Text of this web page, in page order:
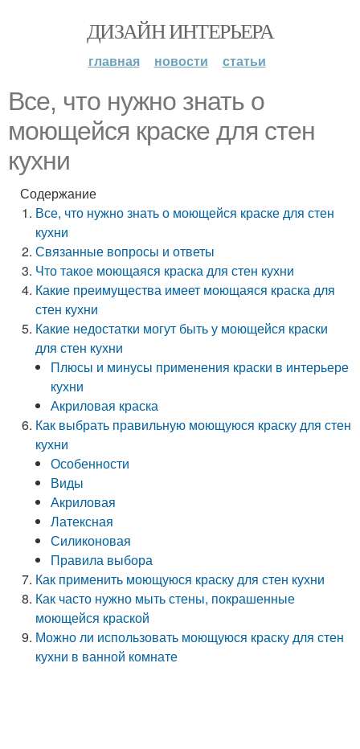
ДИЗАЙН ИНТЕРЬЕРА
главная новости статьи
Все, что нужно знать о
моющейся краске для стен
кухни
Содержание
Все, что нужно знать о моющейся краске для стен
кухни
Связанные вопросы и ответы
Что такое моющаяся краска для стен кухни
Какие преимущества имеет моющаяся краска для
стен кухни
Какие недостатки могут быть у моющейся краски
для стен кухни
Плюсы и минусы применения краски в интерьере
кухни
Акриловая краска
Как выбрать правильную моющуюся краску для стен
кухни
Особенности
Виды
Акриловая
Латексная
Силиконовая
Правила выбора
Как применить моющуюся краску для стен кухни
Как часто нужно мыть стены, покрашенные
моющейся краской
Можно ли использовать моющуюся краску для стен
кухни в ванной комнате